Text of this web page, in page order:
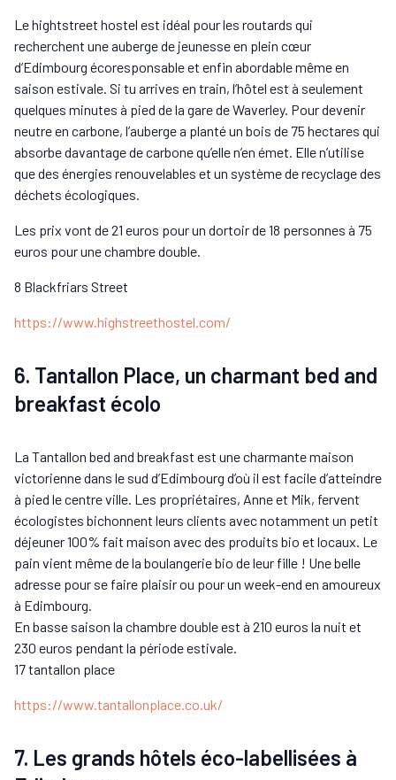
Le hightstreet hostel est idéal pour les routards qui
recherchent une auberge de jeunesse en plein cœur
d’Edimbourg écoresponsable et enfin abordable même en
saison estivale. Si tu arrives en train, l’hôtel est à seulement
quelques minutes à pied de la gare de Waverley. Pour devenir
neutre en carbone, l’auberge a planté un bois de 75 hectares qui
absorbe davantage de carbone qu’elle n’en émet. Elle n’utilise
que des énergies renouvelables et un système de recyclage des
déchets écologiques.
Les prix vont de 21 euros pour un dortoir de 18 personnes à 75
euros pour une chambre double.
8 Blackfriars Street
https://www.highstreethostel.com/
6. Tantallon Place, un charmant bed and
breakfast écolo
La Tantallon bed and breakfast est une charmante maison
victorienne dans le sud d’Edimbourg d’où il est facile d’atteindre
à pied le centre ville. Les propriétaires, Anne et Mik, fervent
écologistes bichonnent leurs clients avec notamment un petit
déjeuner 100% fait maison avec des produits bio et locaux. Le
pain vient même de la boulangerie bio de leur fille ! Une belle
adresse pour se faire plaisir ou pour un week-end en amoureux
à Edimbourg.
En basse saison la chambre double est à 210 euros la nuit et
230 euros pendant la période estivale.
17 tantallon place
https://www.tantallonplace.co.uk/
7. Les grands hôtels éco-labellisées à